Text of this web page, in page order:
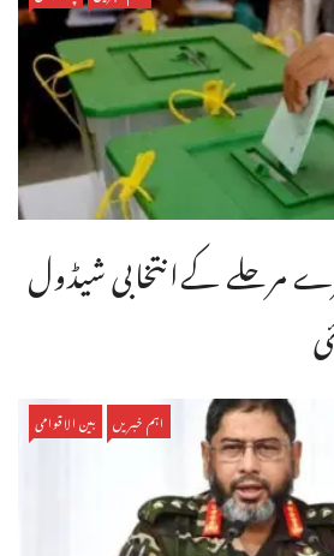
مرحلے کےانتخابی شیڈول
اہم خبریں بین الاقوامی